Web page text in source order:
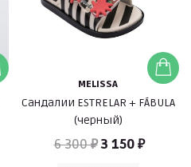
MELISSA
Сандалии ESTRELAR + FÁBULA
(черный)
6 300 ₽3 150 ₽